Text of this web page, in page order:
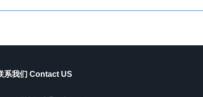
系我们 Contact US